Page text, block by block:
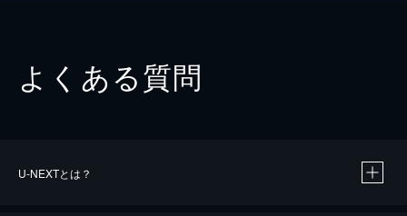
よくある質問
U-NEXTとは？